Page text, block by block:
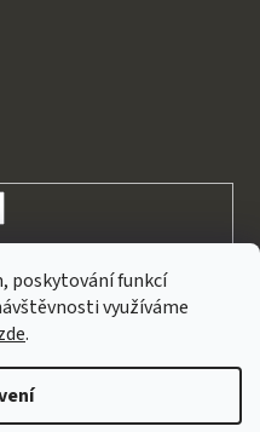
poskytování funkcí
využíváme
.